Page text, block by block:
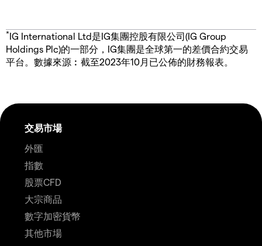
*IG International Ltd是IG集團控股有限公司(IG Group
Holdings Plc)的一部分，IG集團是全球第一的差價合約交易
平台。數據來源︰截至2023年10月已公佈的財務報表。
交易市場
外匯
指數
股票CFD
大宗商品
數字加密貨幣
其他市場